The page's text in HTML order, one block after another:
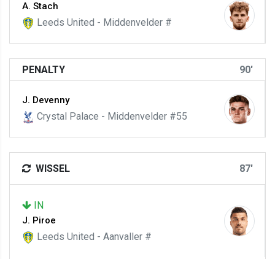
A. Stach
Leeds United - Middenvelder #
PENALTY 90'
J. Devenny
Crystal Palace - Middenvelder #55
WISSEL 87'
IN
J. Piroe
Leeds United - Aanvaller #